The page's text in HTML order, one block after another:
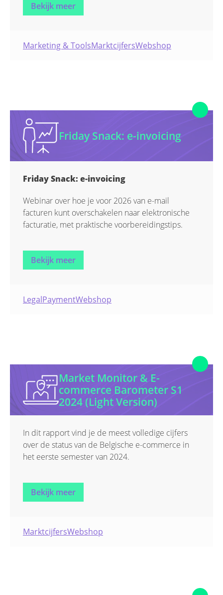
Bekijk meer
Marketing & ToolsMarktcijfersWebshop
Friday Snack: e-invoicing
Friday Snack: e-invoicing
Webinar over hoe je voor 2026 van e-mail
facturen kunt overschakelen naar elektronische
facturatie, met praktische voorbereidingstips.
Bekijk meer
LegalPaymentWebshop
Market Monitor & E-
commerce Barometer S1
2024 (Light Version)
In dit rapport vind je de meest volledige cijfers
over de status van de Belgische e-commerce in
het eerste semester van 2024.
Bekijk meer
MarktcijfersWebshop